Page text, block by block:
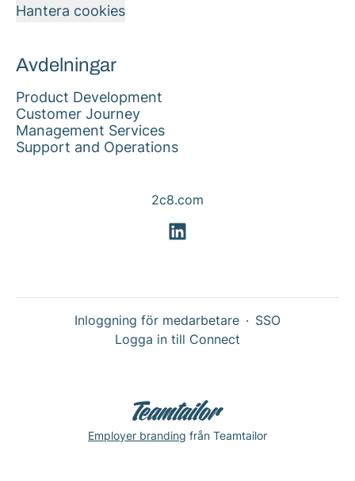
Hantera cookies
Avdelningar
Product Development
Customer Journey
Management Services
Support and Operations
2c8.com
Inloggning för medarbetare · SSO
Logga in till Connect
Employer branding från Teamtailor